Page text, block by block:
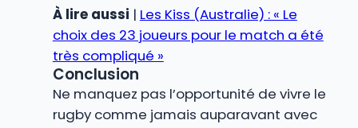
À lire aussi | Les Kiss (Australie) : « Le
choix des 23 joueurs pour le match a été
très compliqué »
Conclusion
Ne manquez pas l’opportunité de vivre le
rugby comme jamais auparavant avec